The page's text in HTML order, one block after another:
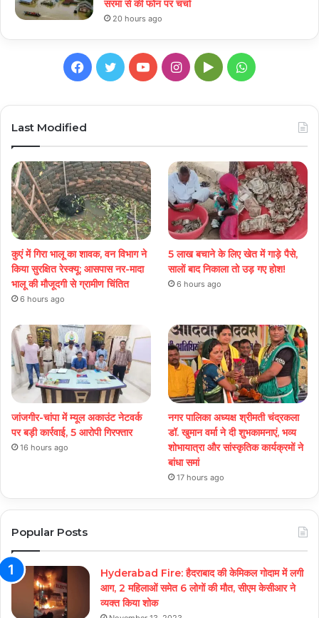
सरमा से की फोन पर चर्चा
20 hours ago
Facebook
TwitterYouTubeInstagram
GoogleWhatsApp
Last Modified
कुएं में गिरा भालू का शावक, वन विभाग ने
किया सुरक्षित रेस्क्यू; आसपास नर-मादा
भालू की मौजूदगी से ग्रामीण चिंतित
6 hours ago
5 लाख बचाने के लिए खेत में गाड़े पैसे,
सालों बाद निकाला तो उड़ गए होश!
6 hours ago
जांजगीर-चांपा में म्यूल अकाउंट नेटवर्क
पर बड़ी कार्रवाई, 5 आरोपी गिरफ्तार
16 hours ago
नगर पालिका अध्यक्ष श्रीमती चंद्रकला
डॉ. खुमान वर्मा ने दी शुभकामनाएं, भव्य
शोभायात्रा और सांस्कृतिक कार्यक्रमों ने
बांधा समां
17 hours ago
Popular Posts
Hyderabad Fire: हैदराबाद की केमिकल गोदाम में लगी
आग, 2 महिलाओं समेत 6 लोगों की मौत, सीएम केसीआर ने
व्यक्त किया शोक